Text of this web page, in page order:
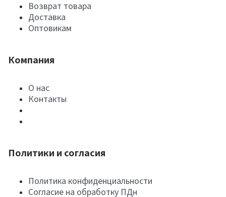
Возврат товара
Доставка
Оптовикам
Компания
О нас
Контакты
Политики и согласия
Политика конфиденциальности
Согласие на обработку ПДн